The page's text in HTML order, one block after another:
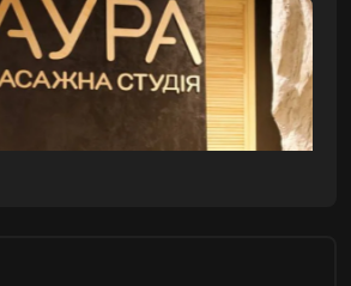
ФІГУРИ
де масаж і обгортання